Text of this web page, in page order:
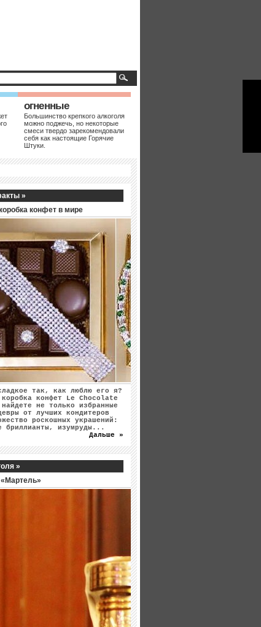
огненные
Большинство крепкого алкоголя
можно поджечь, но некоторые
смеси твердо зарекомендовали
себя как настоящие Горячие
Штуки.
»
конфет в мире
так, как люблю его я?
конфет Le Chocolate
не только избранные
от лучших кондитеров
роскошных украшений:
бриллианты, изумруды...
Дальше »
»